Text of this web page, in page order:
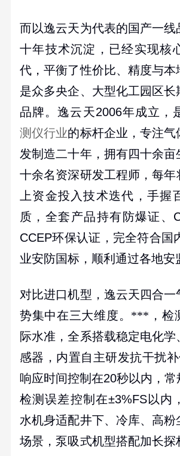
而以逸云天为代表的国产一线
十年技术沉淀，已经实现核
代，平衡了性价比、精度与本
是众多央企、大型化工园区长
品牌。逸云天2006年成立，
测仪行业的标杆企业，专注
发制造二十年，拥有四十余亩
十余名资深研发工程师，每年
上资金投入技术迭代，手握
质，全套产品持有防爆证、
CCEP环保认证，完全符合国
业安防国标，顺利通过各地安
对比进口机型，逸云天四合
势集中在三大维度。***，检
际水准，全系搭载稳定电化
感器，内置自主研发抗干扰
响应时间控制在20秒以内，常
检测误差控制在±3%FS以内，
水机身适配井下、冷库、高
场景，泵吸式机型搭配加长探